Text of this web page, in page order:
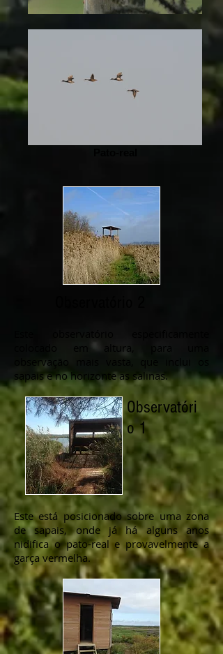
colocado em altura, para uma
observação mais vasta, que inclui os
sapais e no horizonte as salinas.
Observatóri
o 1
Este está posicionado sobre uma zona
de sapais, onde já há alguns anos
nidifica o pato-real e provavelmente a
garça vermelha.